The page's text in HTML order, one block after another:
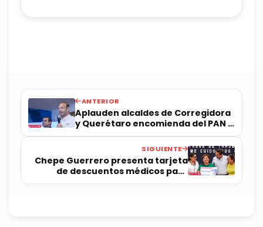
ANTERIOR
Aplauden alcaldes de Corregidora
y Querétaro encomienda del PAN a
Rogelio Vega
SIGUIENTE
Chepe Guerrero presenta tarjeta
de descuentos médicos para
mujeres